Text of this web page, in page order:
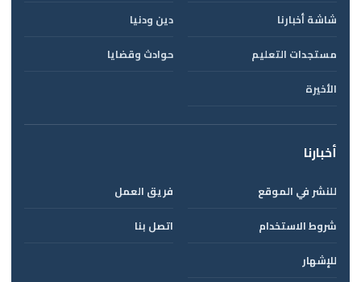
شاشة أخبارنا
دين ودنيا
مستجدات التعليم
حوادث وقضايا
الأخيرة
أخبارنا
للنشر في الموقع
فريق العمل
شروط الاستخدام
اتصل بنا
للإشهار